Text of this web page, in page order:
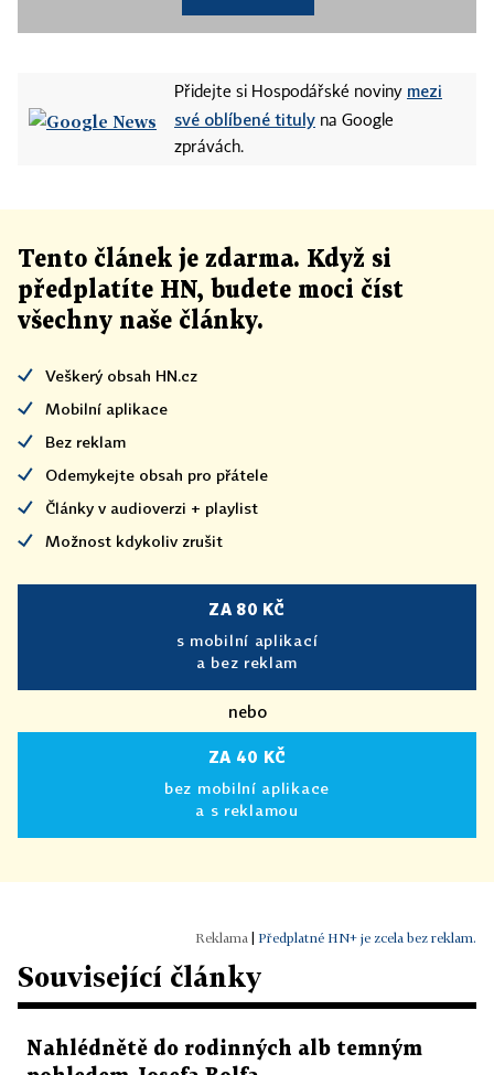
Přidejte si Hospodářské noviny mezi
své oblíbené tituly na Google
zprávách.
Tento článek je zdarma. Když si
předplatíte HN, budete moci číst
všechny naše články.
Veškerý obsah HN.cz
Mobilní aplikace
Bez reklam
Odemykejte obsah pro přátele
Články v audioverzi + playlist
Možnost kdykoliv zrušit
ZA 80 KČ
s mobilní aplikací
a bez reklam
nebo
ZA 40 KČ
bez mobilní aplikace
a s reklamou
Předplatné HN+ je zcela bez reklam.
Související články
Nahlédnětě do rodinných alb temným